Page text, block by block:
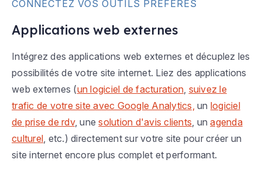
CONNECTEZ VOS OUTILS PRÉFÉRÉS
Applications web externes
Intégrez des applications web externes et décuplez les
possibilités de votre site internet. Liez des applications
web externes (un logiciel de facturation, suivez le
trafic de votre site avec Google Analytics, un logiciel
de prise de rdv, unesolution d'avis clients, unagenda
culturel, etc.) directement sur votre site pour créer un
site internet encore plus complet et performant.